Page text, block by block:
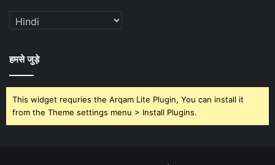
हमसे जुड़े
This widget requries the Arqam Lite Plugin, You can install it
from the Theme settings menu > Install Plugins.